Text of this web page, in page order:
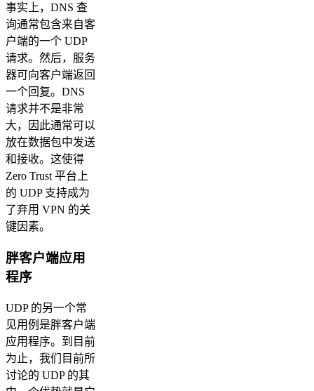
事实上，DNS 查
询通常包含来自客
户端的一个 UDP
请求。然后，服务
器可向客户端返回
一个回复。DNS
请求并不是非常
大，因此通常可以
放在数据包中发送
和接收。这使得
Zero Trust 平台上
的 UDP 支持成为
了弃用 VPN 的关
键因素。
胖客户端应用
程序
UDP 的另一个常
见用例是胖客户端
应用程序。到目前
为止，我们目前所
讨论的 UDP 的其